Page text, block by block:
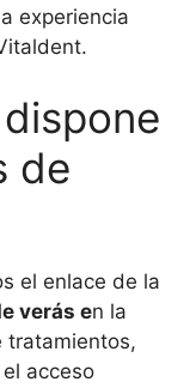
experiencia
de
el enlace de la
verás en la
tratamientos,
acceso